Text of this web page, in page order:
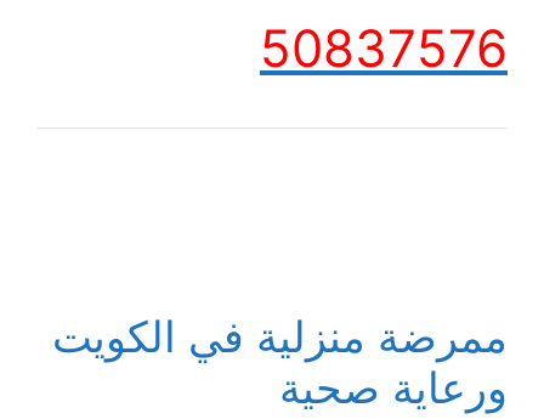
50837576
ممرضة منزلية في الكويت
ورعاية صحية